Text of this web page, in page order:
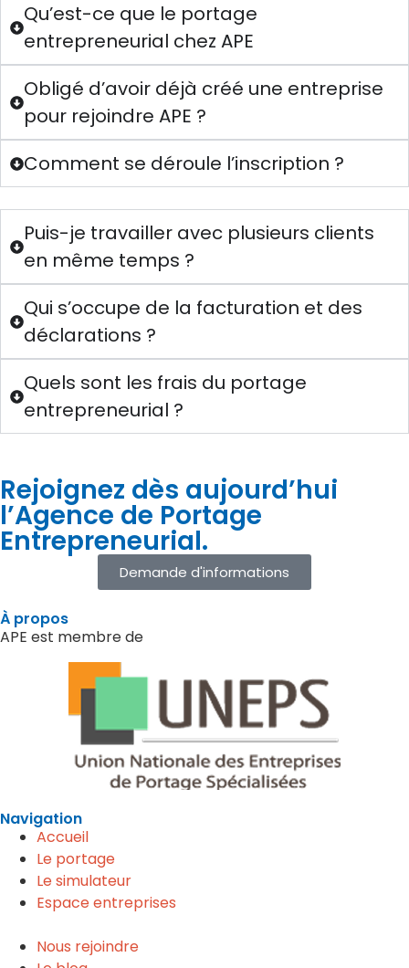
Qu’est-ce que le portage
entrepreneurial chez APE
Obligé d’avoir déjà créé une entreprise
pour rejoindre APE ?
Comment se déroule l’inscription ?
Puis-je travailler avec plusieurs clients
en même temps ?
Qui s’occupe de la facturation et des
déclarations ?
Quels sont les frais du portage
entrepreneurial ?
Rejoignez dès aujourd’hui
l’Agence de Portage
Entrepreneurial.
Demande d'informations
À propos
APE est membre de
Navigation
Accueil
Le portage
Le simulateur
Espace entreprises
Nous rejoindre